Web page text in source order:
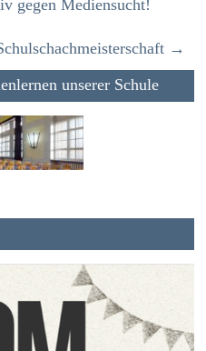
gegen Mediensucht!
→
unserer Schule